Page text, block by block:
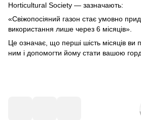
Horticultural Society — зазначають:
«Свіжопосіяний газон стає умовно
використання лише через 6 місяців».
Це означає, що перші шість місяців ви
ним і допомогти йому стати вашою